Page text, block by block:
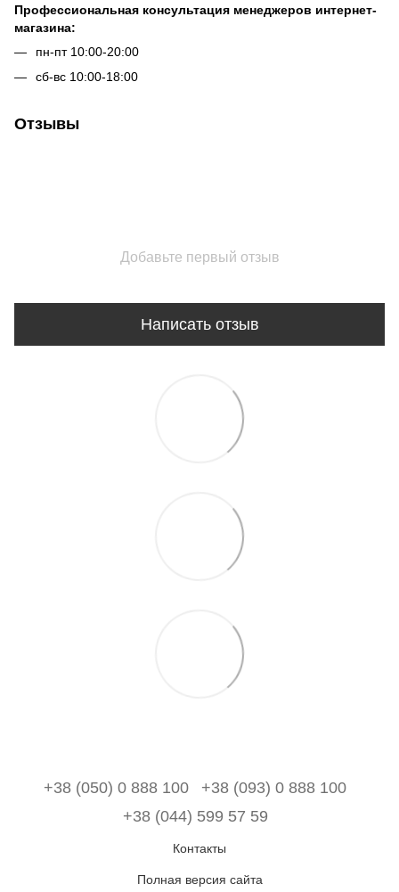
Профессиональная консультация менеджеров интернет-
магазина:
пн-пт 10:00-20:00
сб-вс 10:00-18:00
Отзывы
Добавьте первый отзыв
Написать отзыв
+38 (050) 0 888 100
+38 (093) 0 888 100
+38 (044) 599 57 59
Контакты
Полная версия сайта